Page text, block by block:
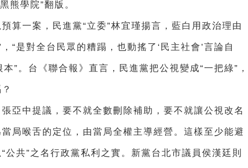
熊學院”翻版。
算一案，民進黨“立委”林宜瑾揚言，藍白用政治理由
“是對全台民眾的糟蹋，也動搖了‘民主社會’言論自
”。台《聯合報》直言，民進黨把公視變成“一把綠”，
亞中提議，要不就全數刪除補助，要不就讓公視改名
局喉舌的定位，由當局全權主導經營。這樣至少能避
公共”之名行政黨私利之實。新黨台北市議員侯漢廷則